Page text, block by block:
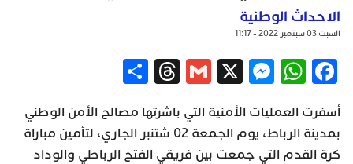
الاحداث الوطنية
السبت 03 سبتمبر 2022 - 11:17
Facebook
WhatsApp
Messenger
X
Gmail
Threads
أسفرت العمليات الأمنية التي باشرتها مصالح الأمن الوطني
بمدينة الرباط، يوم الجمعة 02 شتنبر الجاري، لتأمين مباراة
كرة القدم التي جمعت بين فريقي الفتح الرباطي والوداد